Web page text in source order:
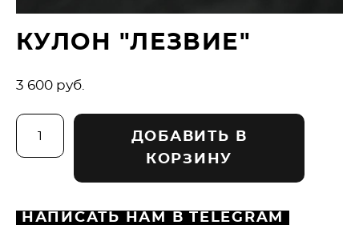
КУЛОН "ЛЕЗВИЕ"
3 600 pуб.
ДОБАВИТЬ В
КОРЗИНУ
НАПИСАТЬ НАМ В TELEGRAM